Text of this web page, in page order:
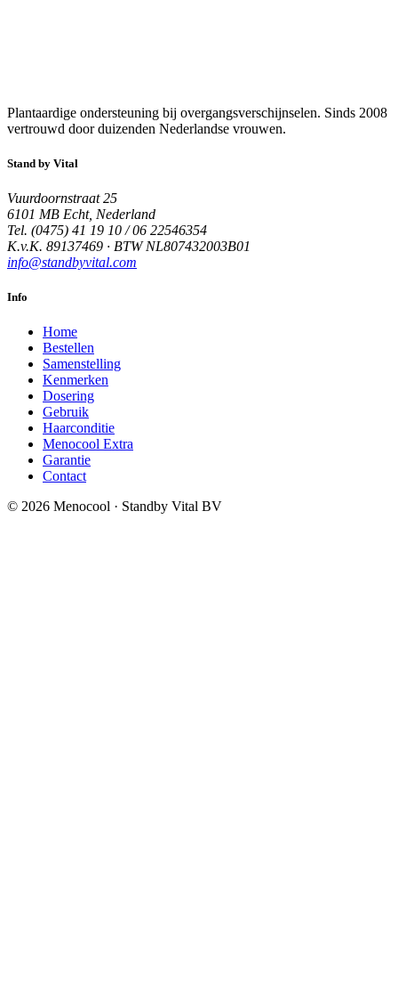
Plantaardige ondersteuning bij overgangsverschijnselen. Sinds 2008
vertrouwd door duizenden Nederlandse vrouwen.
Stand by Vital
Vuurdoornstraat 25
6101 MB Echt, Nederland
Tel. (0475) 41 19 10 / 06 22546354
K.v.K. 89137469 · BTW NL807432003B01
info@standbyvital.com
Info
Home
Bestellen
Samenstelling
Kenmerken
Dosering
Gebruik
Haarconditie
Menocool Extra
Garantie
Contact
© 2026 Menocool · Standby Vital BV